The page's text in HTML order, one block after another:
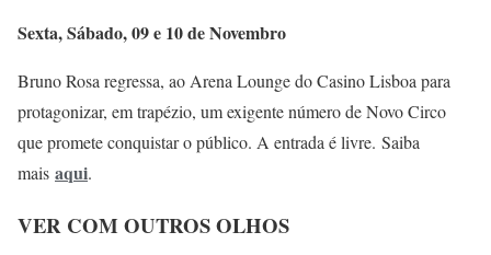
Sexta, Sábado, 09 e 10 de Novembro
Bruno Rosa regressa, ao Arena Lounge do Casino Lisboa para
protagonizar, em trapézio, um exigente número de Novo Circo
que promete conquistar o público. A entrada é livre. Saiba
mais aqui.
VER COM OUTROS OLHOS